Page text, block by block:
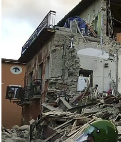
STORIA E
COMPLOTTI,
EDITORIALI